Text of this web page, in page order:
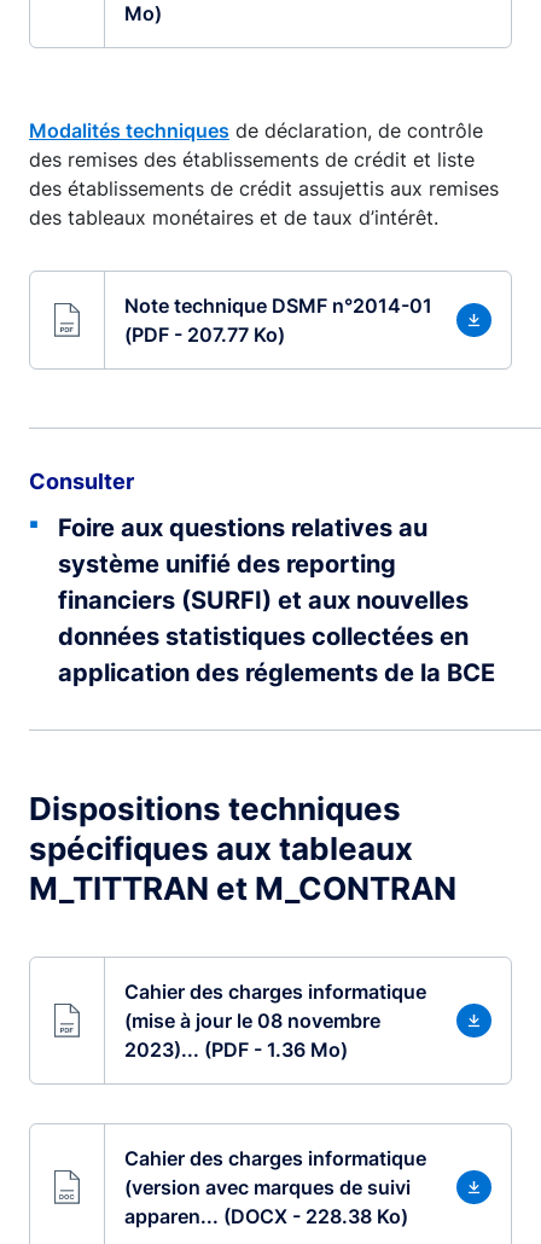
Mo)
Modalités techniques de déclaration, de contrôle
des remises des établissements de crédit et liste
des établissements de crédit assujettis aux remises
des tableaux monétaires et de taux d’intérêt.
Note technique DSMF n°2014-01
(PDF - 207.77 Ko)
Consulter
Foire aux questions relatives au
système unifié des reporting
financiers (SURFI) et aux nouvelles
données statistiques collectées en
application des réglements de la BCE
Dispositions techniques
spécifiques aux tableaux
M_TITTRAN et M_CONTRAN
Cahier des charges informatique
(mise à jour le 08 novembre
2023)... (PDF - 1.36 Mo)
Cahier des charges informatique
(version avec marques de suivi
apparen... (DOCX - 228.38 Ko)